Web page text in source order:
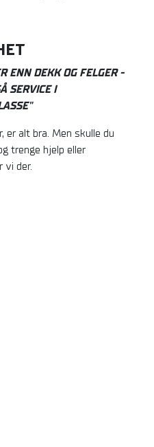
ENN DEKK OG FELGER -
SERVICE I
er alt bra. Men skulle du
trenge hjelp eller
vi der.